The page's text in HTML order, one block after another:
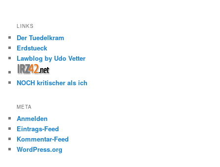
LINKS
Der Tuedelkram
Erdstueck
Lawblog by Udo Vetter
NOCH kritischer als ich
META
Anmelden
Eintrags-Feed
Kommentar-Feed
WordPress.org